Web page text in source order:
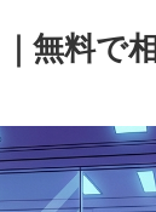
無料で相